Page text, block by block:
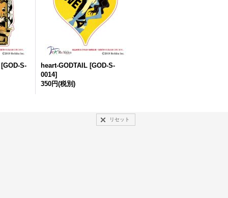
[GOD-S- heart-GODTAIL [GOD-S-
0014]
350円(税別)
リセット